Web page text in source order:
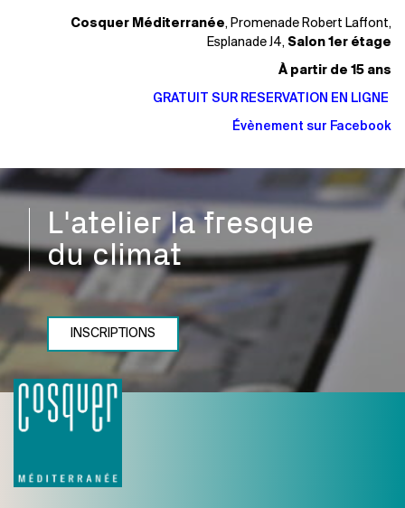
Cosquer Méditerranée, Promenade Robert Laffont,
Esplanade J4, Salon 1er étage
À partir de 15 ans
GRATUIT SUR RESERVATION EN LIGNE
Évènement sur Facebook
L'atelier la fresque
du climat
INSCRIPTIONS